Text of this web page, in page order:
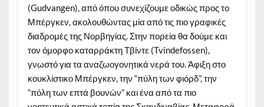
(Gudvangen), από όπου συνεχίζουμε οδικώς προς το
Μπέργκεν, ακολουθώντας μία από τις πιο γραφικές
διαδρομές της Νορβηγίας. Στην πορεία θα δούμε και
τον όμορφο καταρράκτη Τβίντε (Tvindefossen),
γνωστό για τα αναζωογονητικά νερά του. Άφιξη στο
κουκλίστικο Μπέργκεν, την “πύλη των φιόρδ”, την
“πόλη των επτά βουνών” και ένα από τα πιο